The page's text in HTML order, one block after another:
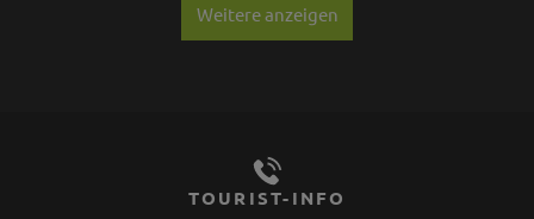
Weitere anzeigen
TOURIST-INFO